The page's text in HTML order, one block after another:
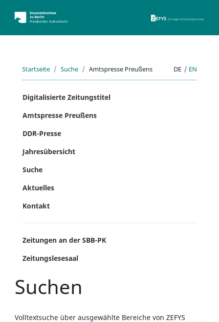
Startseite Suche Amtspresse Preußens DE | EN
Digitalisierte Zeitungstitel
Amtspresse Preußens
DDR-Presse
Jahresübersicht
Suche
Aktuelles
Kontakt
Zeitungen an der SBB-PK
Zeitungslesesaal
Suchen
Volltextsuche über ausgewählte Bereiche von ZEFYS